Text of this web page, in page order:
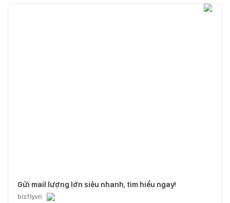
Gửi mail lượng lớn siêu nhanh, tìm hiểu ngay!
bizfly.vn